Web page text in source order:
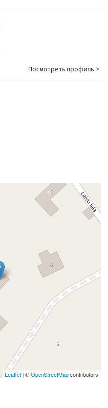
Посмотреть профиль >
Leaflet | ©OpenStreetMapcontributors